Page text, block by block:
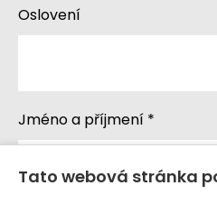
Tato webová stránka
Oslovení
Jméno a příjmení *